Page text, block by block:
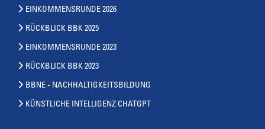
EINKOMMENSRUNDE 2026
RÜCKBLICK BBK 2025
EINKOMMENSRUNDE 2023
RÜCKBLICK BBK 2023
BBNE - NACHHALTIGKEITSBILDUNG
KÜNSTLICHE INTELLIGENZ CHATGPT